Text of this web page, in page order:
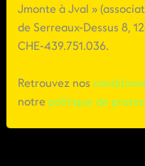
Jmonte à Jval »
de Serreaux-Dessus 8,
CHE-439.751.036.
Retrouvez nos
notre politique de